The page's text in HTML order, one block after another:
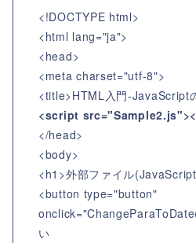
<!DOCTYPE html>
<html lang="ja">
<head>
<meta charset="utf-8">
<title>HTML入門-JavaScript
<script
</head>
<body>
<h1>外部ファイル
<button type="button"
い